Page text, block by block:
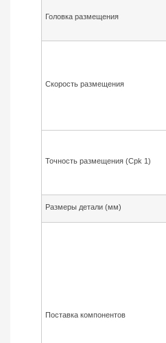
Головка размещения
Скорость размещения
Точность размещения (Cpk 1)
Размеры детали (мм)
Поставка компонентов